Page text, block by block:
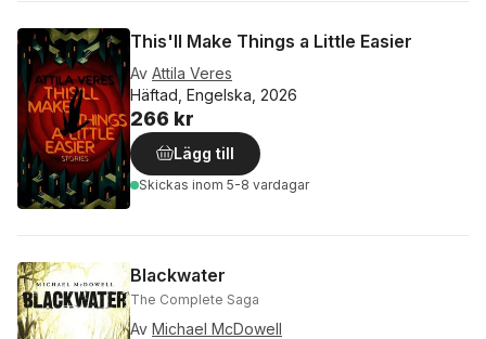
This'll Make Things a Little Easier
Av Attila Veres
Häftad, Engelska, 2026
266 kr
Lägg till
Skickas inom 5-8 vardagar
Blackwater
The Complete Saga
Av Michael McDowell